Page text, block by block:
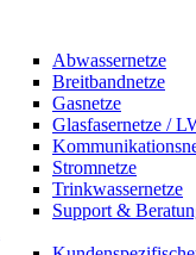
Abwassernetze
Breitbandnetze
Gasnetze
Glasfasernetze /
Stromnetze
Trinkwassernetze
Support &